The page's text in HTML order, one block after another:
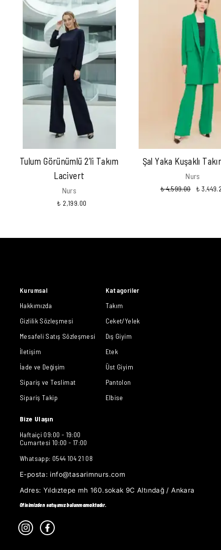
Tulum Görünümlü 2’li Takım
Lacivert
Nurs
₺ 2,199.00
Şal Yaka Kuşaklı
Nurs
₺ 4,599.00 ₺
Kurumsal
Hakkımızda
Gizlilik Sözleşmesi
Mesafeli Satış Sözleşmesi
İletişim
İade ve Değişim
Sipariş ve Teslimat
Sipariş Takip
Katagoriler
Takım
Ceket/Yelek
Dış Giyim
Etek
Üst Giyim
Pantolon
Elbise
Bize Ulaşın
Haftaiçi 09:00 - 19:00
Cumartesi 10:00 - 17:00
Whatsapp: 0544 104 21 08
E-posta: info@tasarimnurs.com
Adres: Yıldıztepe mh 160.sokak 9C Altındağ / Ankara
Ofisimizden satışımız bulunmamaktadır.